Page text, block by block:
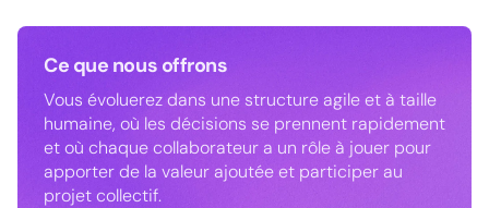
Ce que nous offrons
Vous évoluerez dans une structure agile et à taille
humaine, où les décisions se prennent rapidement
et où chaque collaborateur a un rôle à jouer pour
apporter de la valeur ajoutée et participer au
projet collectif.